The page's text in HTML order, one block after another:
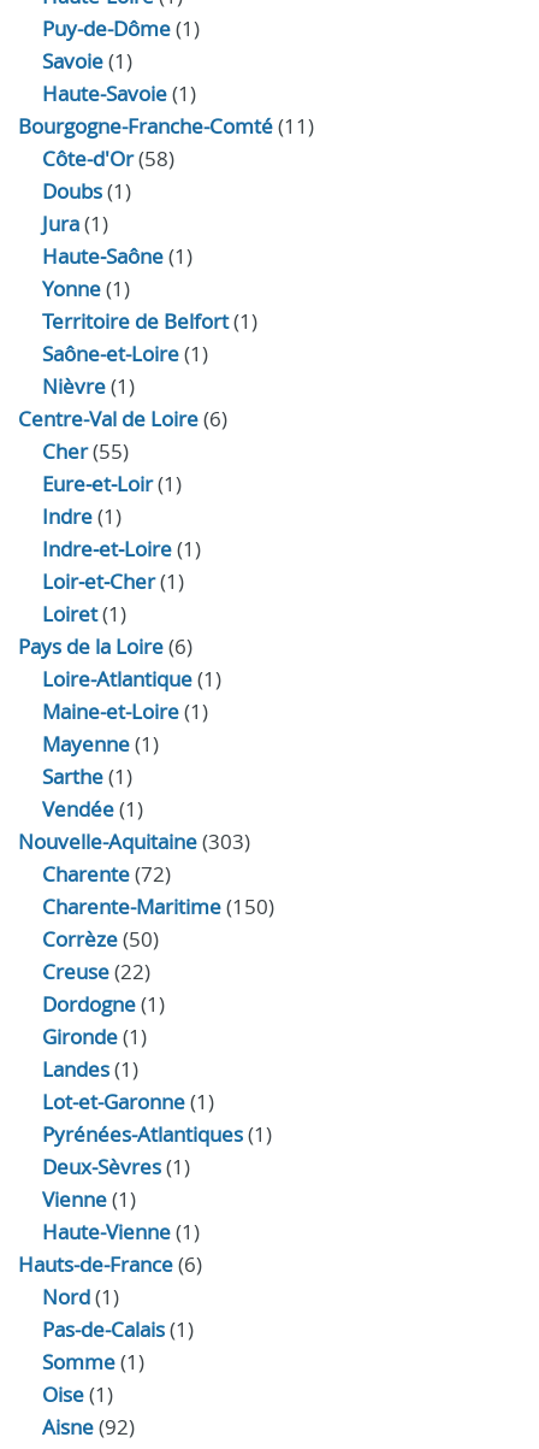
Puy-de-Dôme(1)
Savoie(1)
Haute-Savoie(1)
Bourgogne-Franche-Comté(11)
Côte-d'Or(58)
Doubs(1)
Jura(1)
Haute‑Saône(1)
Yonne(1)
Territoire de Belfort(1)
Saône-et-Loire(1)
Nièvre(1)
Centre-Val de Loire(6)
Cher(55)
Eure‑et‑Loir(1)
Indre(1)
Indre‑et‑Loire(1)
Loir‑et‑Cher(1)
Loiret(1)
Pays de la Loire(6)
Loire-Atlantique(1)
Maine-et-Loire(1)
Mayenne(1)
Sarthe(1)
Vendée(1)
Nouvelle-Aquitaine(303)
Charente(72)
Charente-Maritime(150)
Corrèze(50)
Creuse(22)
Dordogne(1)
Gironde(1)
Landes(1)
Lot-et-Garonne(1)
Pyrénées-Atlantiques(1)
Deux-Sèvres(1)
Vienne(1)
Haute-Vienne(1)
Hauts-de-France(6)
Nord(1)
Pas-de-Calais(1)
Somme(1)
Oise(1)
Aisne(92)